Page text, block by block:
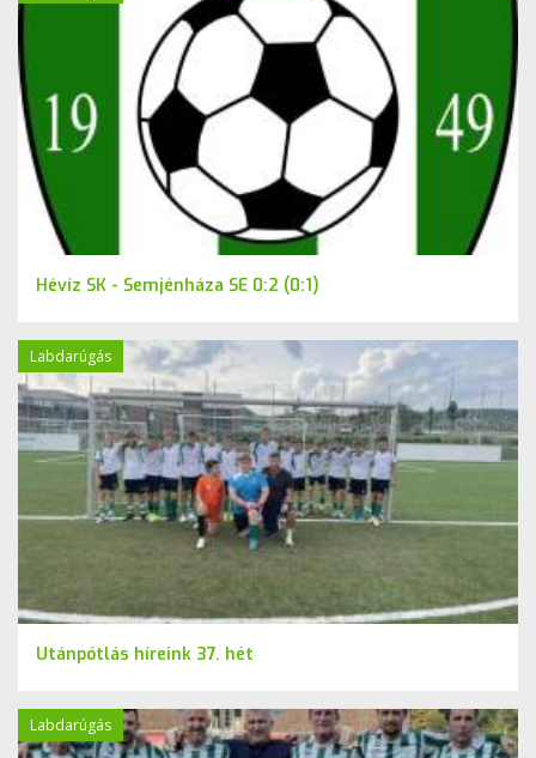
Hévíz SK - Semjénháza SE 0:2 (0:1)
Labdarúgás
Utánpótlás híreink 37. hét
Labdarúgás